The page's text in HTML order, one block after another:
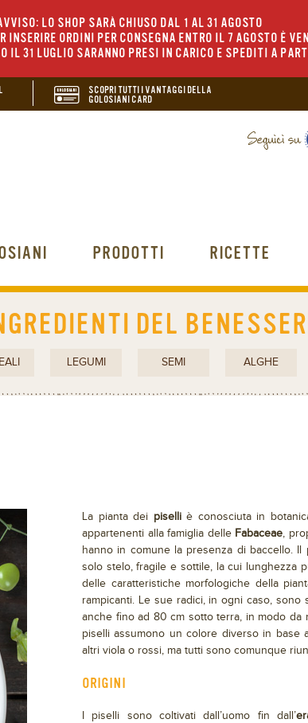
LO SHOP SARÀ CHIUSO DAL 1 AL 31 AGOSTO
INSERIRE ORDINI PER CONSEGNA ENTRO IL 7 AGOSTO È
IL 31 LUGLIO SARANNO PRESI IN CARICO E SPEDITI A
SCOPRI TUTTI I VANTAGGI DELLA
GOLOSIANI CARD
PRODOTTI RICETTE
DEL
LEGUMI SEMI ALGHE
La pianta dei piselliè conosciuta in
appartenenti alla famiglia delle Fabaceae,
hanno in comune la presenza di baccello.
solo stelo, fragile e sottile, la cui lunghezza
delle caratteristiche morfologiche della
rampicanti. Le sue radici, in ogni caso,
anche fino ad 80 cm sotto terra, in modo da
piselli assumono un colore diverso in base
altri viola o rossi, ma tutti sono comunque
ORIGINI
I piselli sono coltivati dall’uomo fin dall’